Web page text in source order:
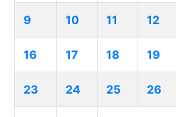
9 10 11 12
16 17 18 19
23 24 25 26